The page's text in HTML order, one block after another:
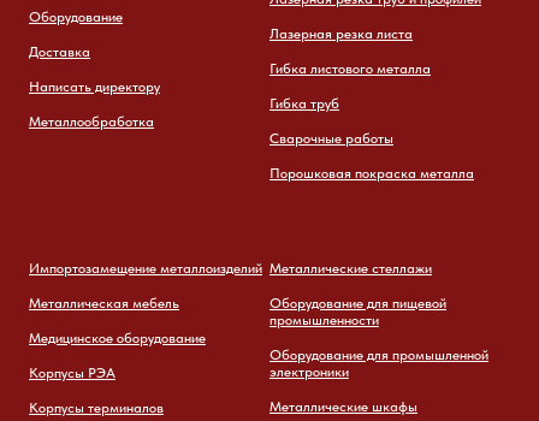
Оборудование
Доставка
Написать директору
Металлообработка
Лазерная резка листа
Гибка листового металла
Гибка труб
Сварочные работы
Порошковая покраска металла
Импортозамещение металлоизделий
Металлическая мебель
Медицинское оборудование
Корпусы РЭА
Корпусы терминалов
Металлические стеллажи
Оборудование для пищевой
промышленности
Оборудование для промышленной
электроники
Металлические шкафы